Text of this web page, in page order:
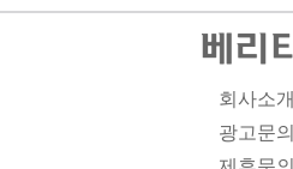
회사소개
광고문의